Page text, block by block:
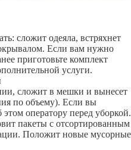
сложит одеяла, встряхнет
Если вам нужно
приготовьте комплект
услуги.
сложит в мешки и вынесет
по объему). Если вы
оператору перед уборкой.
пакеты с отсортированным
Положит новые мусорные